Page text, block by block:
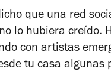
que una red
lo hubiera creído.
con artistas
tu casa algunas